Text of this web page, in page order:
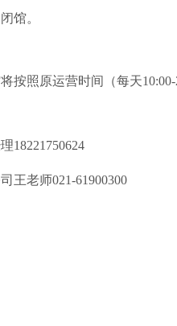
馆。
按照原运营时间（每天
18221750624
王老师021-61900300